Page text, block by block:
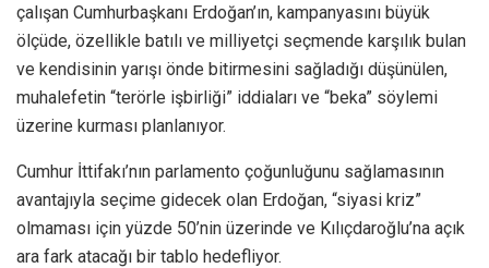
çalışan Cumhurbaşkanı Erdoğan’ın, kampanyasını büyük
ölçüde, özellikle batılı ve milliyetçi seçmende karşılık bulan
ve kendisinin yarışı önde bitirmesini sağladığı düşünülen,
muhalefetin “terörle işbirliği” iddiaları ve “beka” söylemi
üzerine kurması planlanıyor.
Cumhur İttifakı’nın parlamento çoğunluğunu sağlamasının
avantajıyla seçime gidecek olan Erdoğan, “siyasi kriz”
olmaması için yüzde 50’nin üzerinde ve Kılıçdaroğlu’na açık
ara fark atacağı bir tablo hedefliyor.